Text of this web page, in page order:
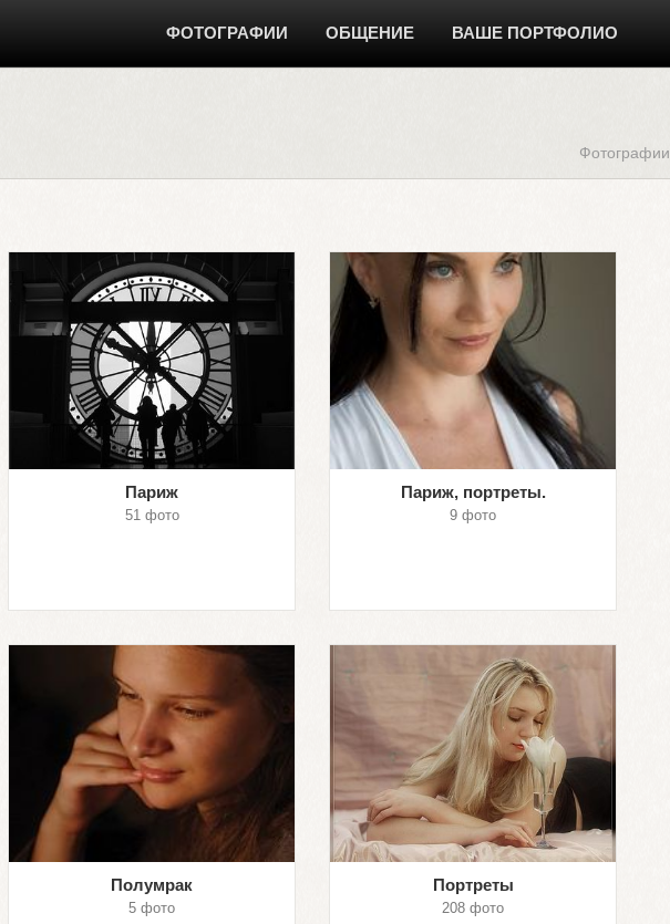
ФОТОГРАФИИ ОБЩЕНИЕ ВАШЕ ПОРТФОЛИО
Фотографии
Париж
51 фото
Париж, портреты.
9 фото
Полумрак
5 фото
Портреты
208 фото